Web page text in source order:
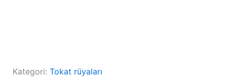
Kategori: Tokat rüyaları